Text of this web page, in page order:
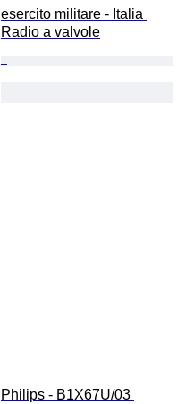
esercito militare - Italia
Radio a valvole
Philips - B1X67U/03